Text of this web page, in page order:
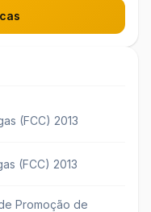
(FCC) 2013
(FCC) 2013
Promoção de